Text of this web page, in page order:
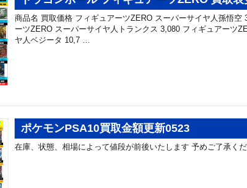
商品名 買取価格 フィギュアーツZERO スーパーサイヤ人孫悟空
ーツZERO スーパーサイヤ人トランクス 3,080 フィギュアーツ
ヤ人ベジータ 10,7 …
ポケモンPSA10買取金額更新0523
在庫、状態、相場によって値段が前後いたします 予めご了承く